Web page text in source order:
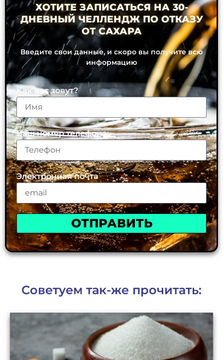
ХОТИТЕ ЗАПИСАТЬСЯ НА 30-
ДНЕВНЫЙ ЧЕЛЛЕНДЖ ПО ОТКАЗУ
ОТ САХАРА
Введите свои данные, и скоро вы получите всю
информацию
Как вас зовут?
Ваш номер телефона:
Электронная почта
ОТПРАВИТЬ
Советуем так-же прочитать: